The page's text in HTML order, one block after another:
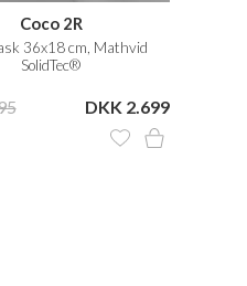
Coco 2R
36x18 cm, Mathvid
SolidTec®
DKK 2.699